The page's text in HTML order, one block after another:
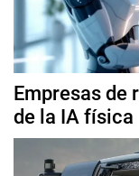
Empresas de
de la IA física